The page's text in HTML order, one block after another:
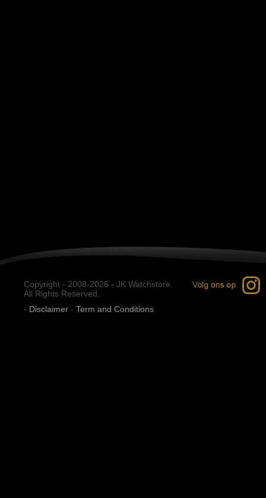
Copyright - 2008-2026 - JK Watchstore.
All Rights Reserved.
- Disclaimer - Term and Conditions